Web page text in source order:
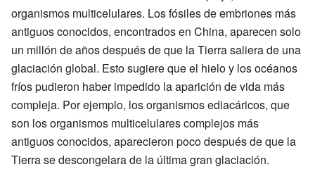
organismos multicelulares. Los fósiles de embriones más
antiguos conocidos, encontrados en China, aparecen solo
un millón de años después de que la Tierra saliera de una
glaciación global. Esto sugiere que el hielo y los océanos
fríos pudieron haber impedido la aparición de vida más
compleja. Por ejemplo, los organismos ediacáricos, que
son los organismos multicelulares complejos más
antiguos conocidos, aparecieron poco después de que la
Tierra se descongelara de la última gran glaciación.